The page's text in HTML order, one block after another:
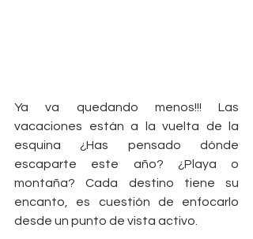
Ya va quedando menos!!! Las
vacaciones están a la vuelta de la
esquina ¿Has pensado dónde
escaparte este año? ¿Playa o
montaña? Cada destino tiene su
encanto, es cuestión de enfocarlo
desde un punto de vista activo.